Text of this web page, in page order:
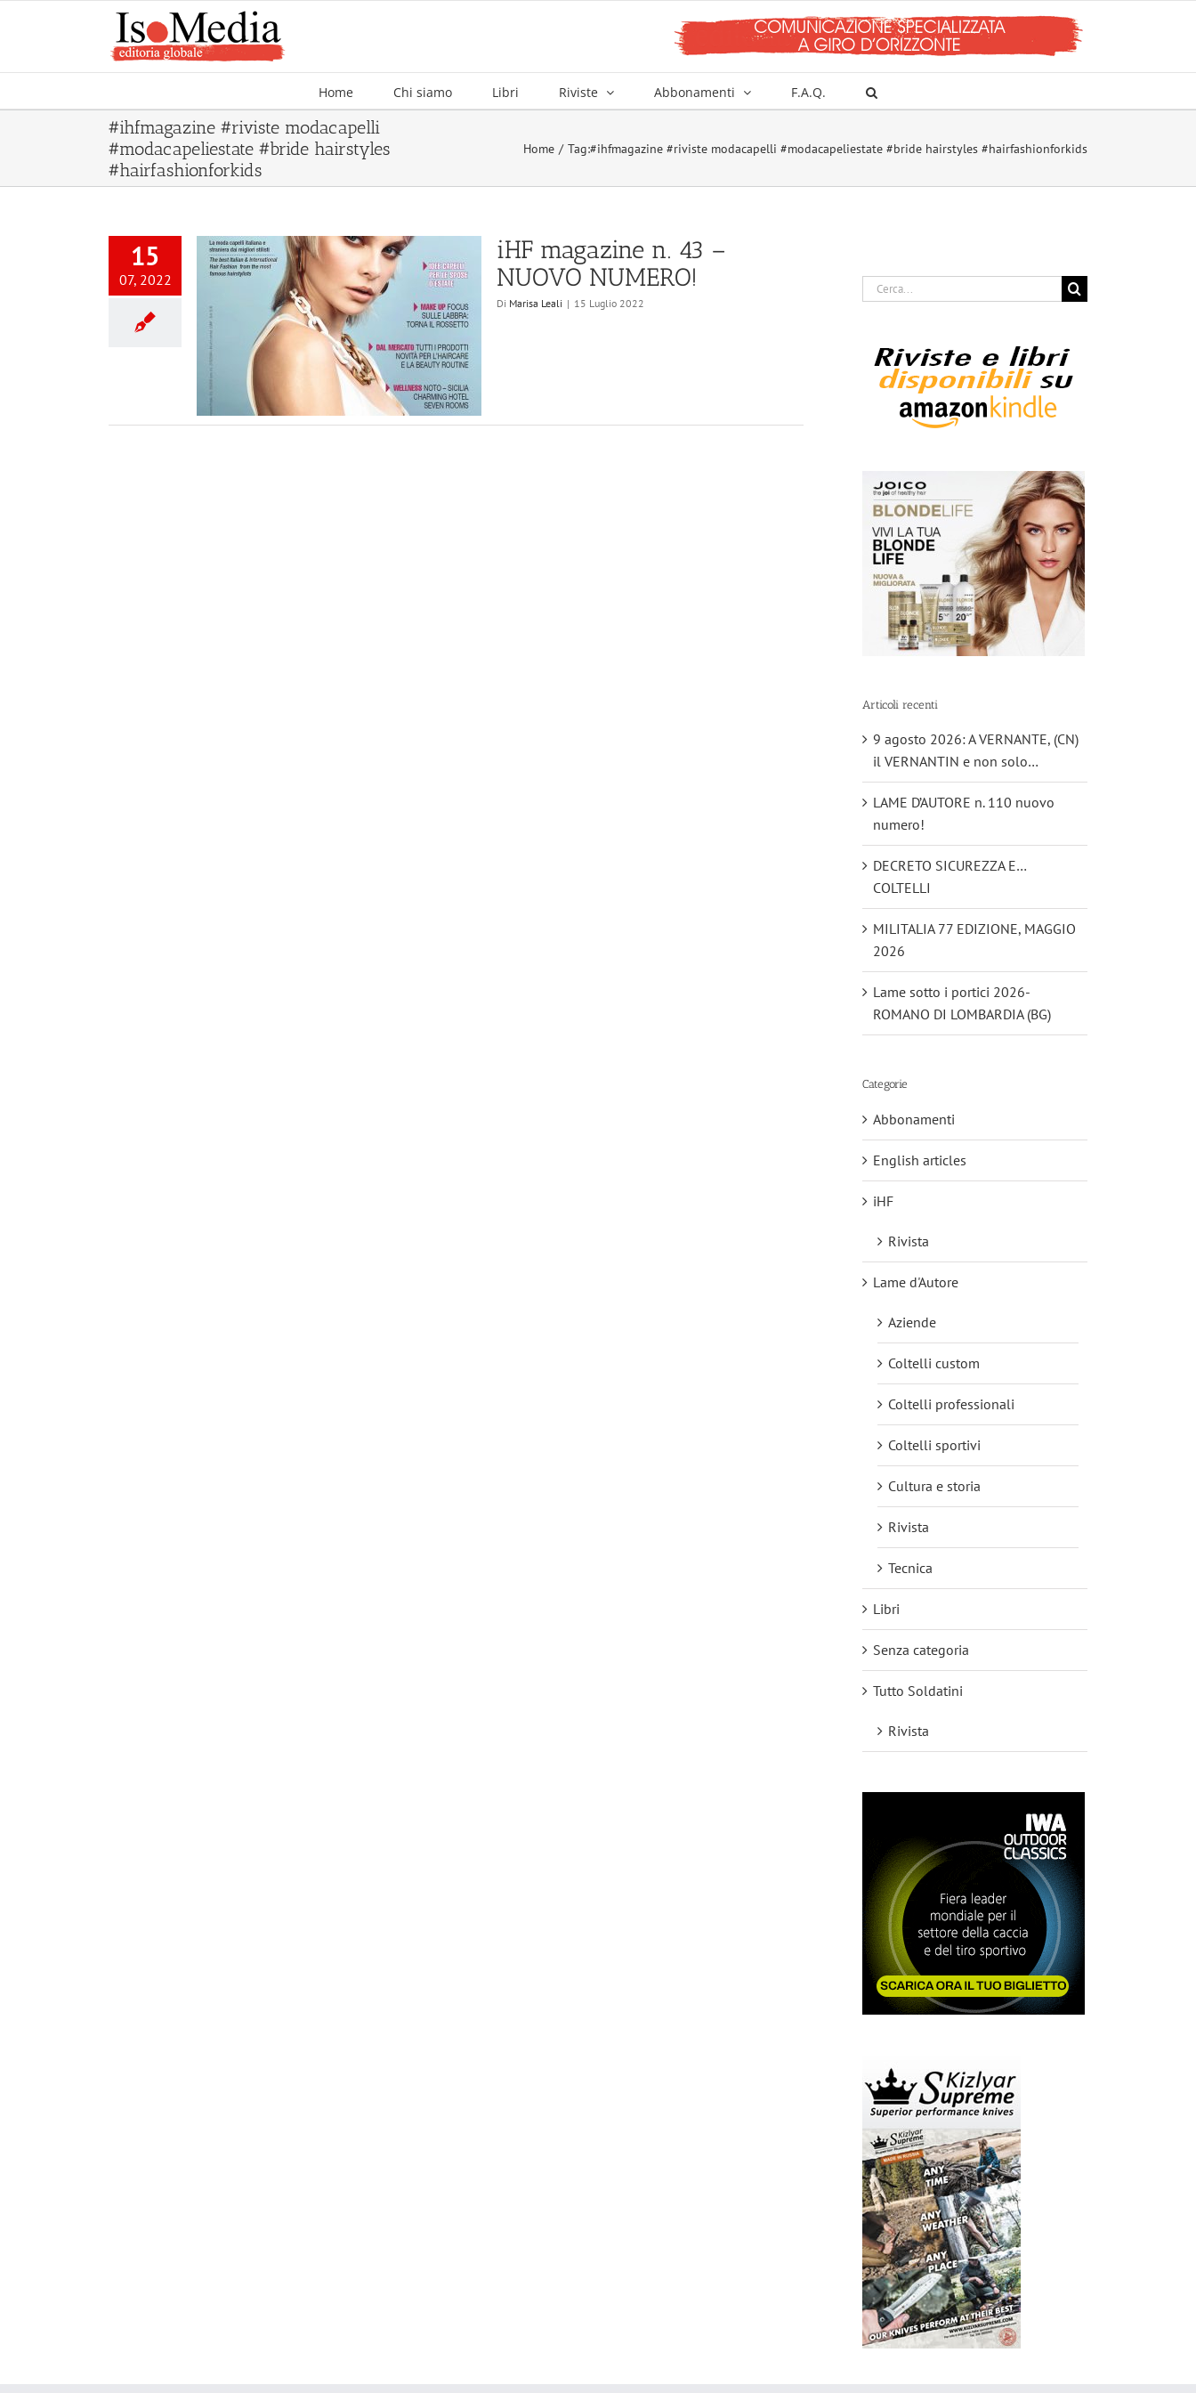
Home Chi siamo Libri Riviste Abbonamenti F.A.Q.
#ihfmagazine #riviste modacapelli
#modacapeliestate #bride hairstyles
#hairfashionforkids
Home Tag:#ihfmagazine #riviste modacapelli #modacapeliestate #bride hairstyles #hairfashionforkids
15
07, 2022
iHF magazine n. 43 –
NUOVO NUMERO!
Di Marisa Leali | 15 Luglio 2022
Cerca
Articoli recenti
9 agosto 2026: A VERNANTE, (CN)
il VERNANTIN e non solo…
LAME D’AUTORE n. 110 nuovo
numero!
DECRETO SICUREZZA E…
COLTELLI
MILITALIA 77 EDIZIONE, MAGGIO
2026
Lame sotto i portici 2026-
ROMANO DI LOMBARDIA (BG)
Categorie
Abbonamenti
English articles
iHF
Rivista
Lame d'Autore
Aziende
Coltelli custom
Coltelli professionali
Coltelli sportivi
Cultura e storia
Rivista
Tecnica
Libri
Senza categoria
Tutto Soldatini
Rivista